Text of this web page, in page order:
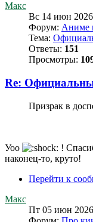
Макс
Вс 14 июн
Форум: Аниме
Тема:
Ответы: 151
Просмотры:
Re:
Призрак в
Уоо
!
наконец-то, круто!
Перейти к
Макс
Пт 05 июн